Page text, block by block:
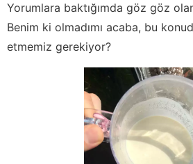
Yorumlara baktığımda göz göz
Benim ki olmadımı acaba, bu
etmemiz gerekiyor?